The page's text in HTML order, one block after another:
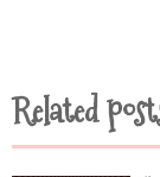
Related